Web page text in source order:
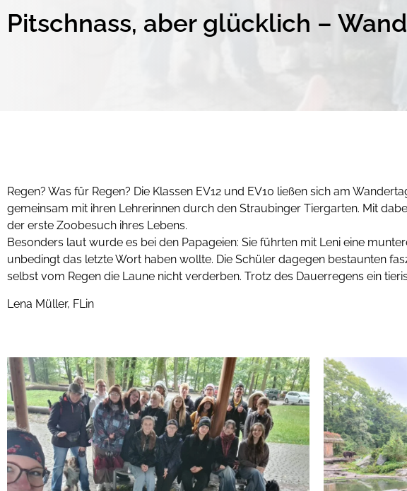
Pitschnass, aber glücklich –
Regen? Was für Regen? Die Klassen EV12 und EV10 ließen sich am
gemeinsam mit ihren Lehrerinnen durch den Straubinger Tiergarten. Mit
der erste Zoobesuch ihres Lebens.
Besonders laut wurde es bei den Papageien: Sie führten mit Leni eine
unbedingt das letzte Wort haben wollte. Die Schüler dagegen bestaunten
selbst vom Regen die Laune nicht verderben. Trotz des Dauerregens ein
Lena Müller, FLin